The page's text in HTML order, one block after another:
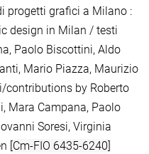
progetti grafici a Milano :
design in Milan / testi
Paolo Biscottini, Aldo
Mario Piazza, Maurizio
contributions by Roberto
Mara Campana, Paolo
Soresi, Virginia
[Cm-FIO 6435-6240]